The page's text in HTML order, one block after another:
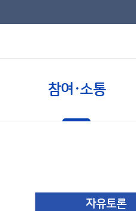
참여·소통
자유토론